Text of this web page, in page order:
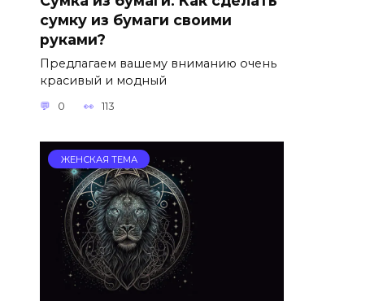
сумку из бумаги своими
руками?
Предлагаем вашему вниманию очень
красивый и модный
0 113
ЖЕНСКАЯ ТЕМА